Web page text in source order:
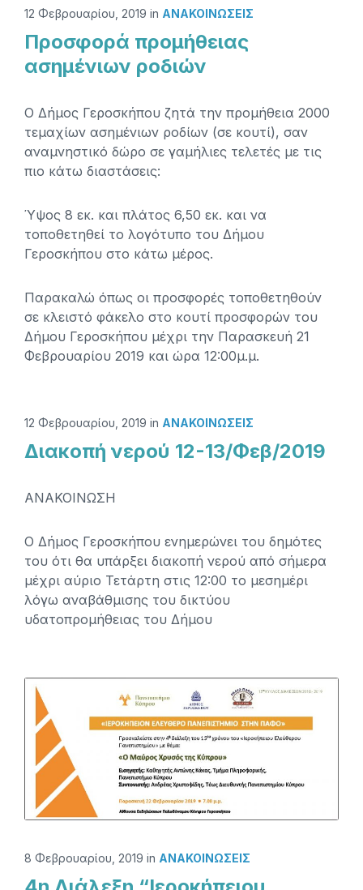
12 Φεβρουαρίου, 2019 in ΑΝΑΚΟΙΝΏΣΕΙΣ
Προσφορά προμήθειας
ασημένιων ροδιών
O Δήμος Γεροσκήπου ζητά την προμήθεια 2000
τεμαχίων ασημένιων ροδίων (σε κουτί), σαν
αναμνηστικό δώρο σε γαμήλιες τελετές με τις
πιο κάτω διαστάσεις:
Ύψος 8 εκ. και πλάτος 6,50 εκ. και να
τοποθετηθεί το λογότυπο του Δήμου
Γεροσκήπου στο κάτω μέρος.
Παρακαλώ όπως οι προσφορές τοποθετηθούν
σε κλειστό φάκελο στο κουτί προσφορών του
Δήμου Γεροσκήπου μέχρι την Παρασκευή 21
Φεβρουαρίου 2019 και ώρα 12:00μ.μ.
12 Φεβρουαρίου, 2019 in ΑΝΑΚΟΙΝΏΣΕΙΣ
Διακοπή νερού 12-13/Φεβ/2019
ΑΝΑΚΟΙΝΩΣΗ
Ο Δήμος Γεροσκήπου ενημερώνει του δημότες
του ότι θα υπάρξει διακοπή νερού από σήμερα
μέχρι αύριο Τετάρτη στις 12:00 το μεσημέρι
λόγω αναβάθμισης του δικτύου
υδατοπρομήθειας του Δήμου
8 Φεβρουαρίου, 2019 in ΑΝΑΚΟΙΝΏΣΕΙΣ